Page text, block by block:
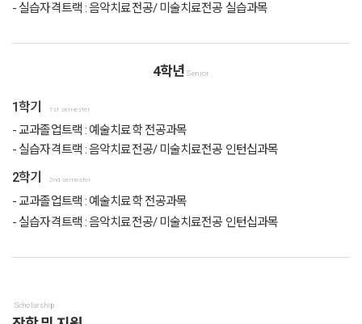
- 실습자격트랙 : 음악치료전공/ 미술치료전공 실습과목
4학년Senior
1학기 1st semester
- 교과졸업트랙 : 예술치료학 전공과목
- 실습자격트랙 : 음악치료전공/ 미술치료전공 인턴십과목
2학기 2nd semester
- 교과졸업트랙 : 예술치료학 전공과목
- 실습자격트랙 : 음악치료전공/ 미술치료전공 인턴십과목
Scholarship